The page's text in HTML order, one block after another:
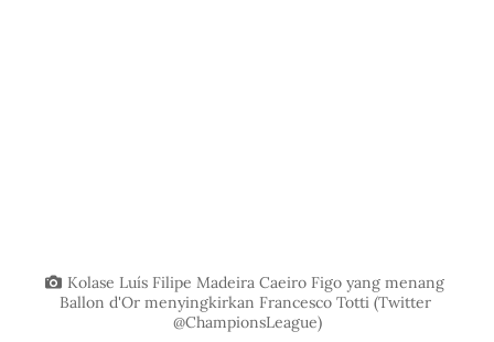
Kolase Luís Filipe Madeira Caeiro Figo yang menang
Ballon d'Or menyingkirkan Francesco Totti (Twitter
@ChampionsLeague)